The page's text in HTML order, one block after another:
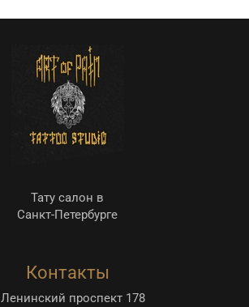
Тату салон в
Санкт-Петербурге
Контакты
Ленинский проспект 178